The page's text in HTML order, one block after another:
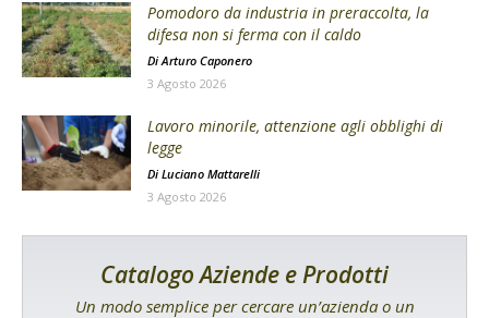
Pomodoro da industria in preraccolta, la
difesa non si ferma con il caldo
Di Arturo Caponero
3 Agosto 2026
Lavoro minorile, attenzione agli obblighi di
legge
Di Luciano Mattarelli
3 Agosto 2026
Catalogo Aziende e Prodotti
Un modo semplice per cercare un’azienda o un